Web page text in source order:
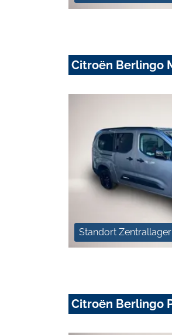
Citroën Berlingo
Standort Zentrallager
Citroën Berlingo